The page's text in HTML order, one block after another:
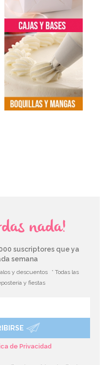
nada!
suscriptores que ya
semana
y descuentos
* Todas las
y fiestas
de Privacidad